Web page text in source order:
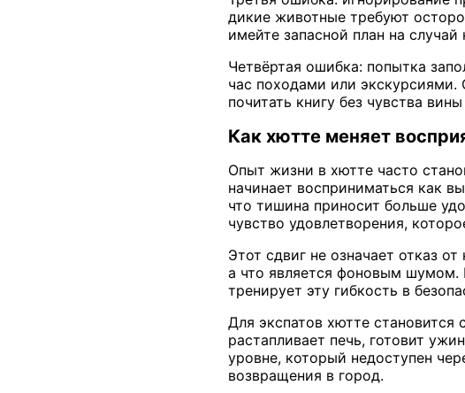
дикие животные требуют
имейте запасной план на
Четвёртая ошибка: попытка
час походами или экскурсиями.
почитать книгу без чувства
Как хютте меняет
Опыт жизни в хютте часто
начинает восприниматься как
что тишина приносит больше
чувство удовлетворения,
Этот сдвиг не означает отказ
а что является фоновым шумом.
тренирует эту гибкость в
Для экспатов хютте становится
растапливает печь, готовит
уровне, который недоступен
возвращения в город.